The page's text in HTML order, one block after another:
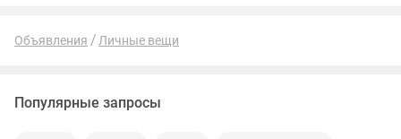
Объявления Личные вещи
Популярные запросы